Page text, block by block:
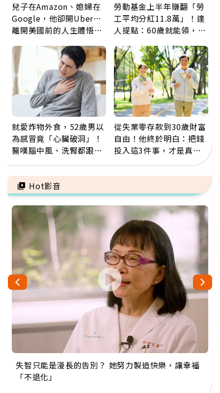
兒子在Amazon、媳婦在
Google，他卻開Uber…
離開美國前的人生體悟：
勞動基金上半年賺翻「勞
工平均分紅11.8萬」！達
人提點：60歲就能領，重
就愛炸物外食，52歲男以
為感冒竟「心臟破洞」！
醫嘆腦中風、洗腎都跟它
救
從失業零存款到30歲財富
自由！他終於明白：把錢
投入這3件事，才是真正
Hot影音
失智只能是漫長的告別？ 她努力製造快樂，讓幸福
「不退化」
來自剛果的巧克力神父 為台灣奉獻36年 「台灣是我
的家，我連作夢都講台語！」
63歲卸矽谷副總、搬回台灣找快樂！「蛋黃哥小
丑」走進安養院，逗樂上萬爺奶：退休後才開始真
104歲打破金氏世界紀錄 成為全球最年長羽球選
手，分享長壽的秘密原來是「這個」
事業巔峰他選擇追夢…黑手阿伯拉小提琴還登上小
巨蛋！連CNN都大讚！